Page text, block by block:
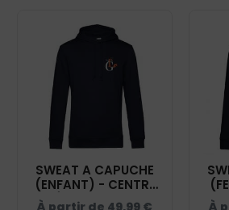
SWEAT A CAPUCHE
(ENFANT) - CENTRE
ÉQUESTRE LA
À partir de 49,99 € À